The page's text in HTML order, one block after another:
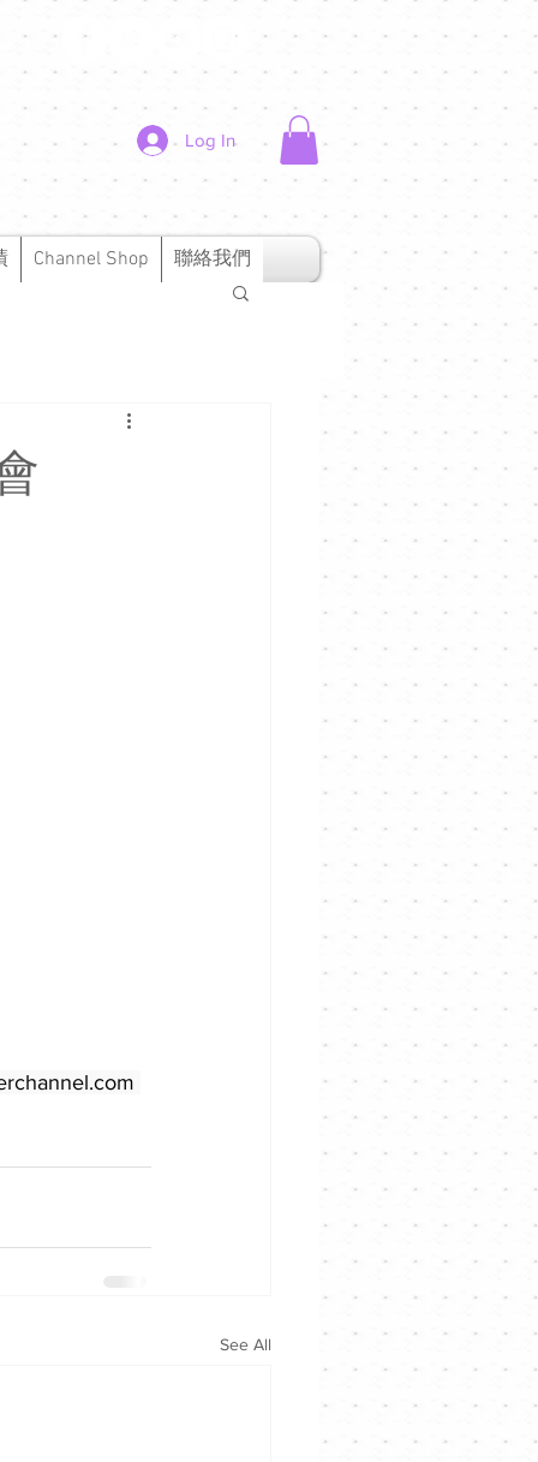
Log In
Channel Shop 聯絡我們
See All